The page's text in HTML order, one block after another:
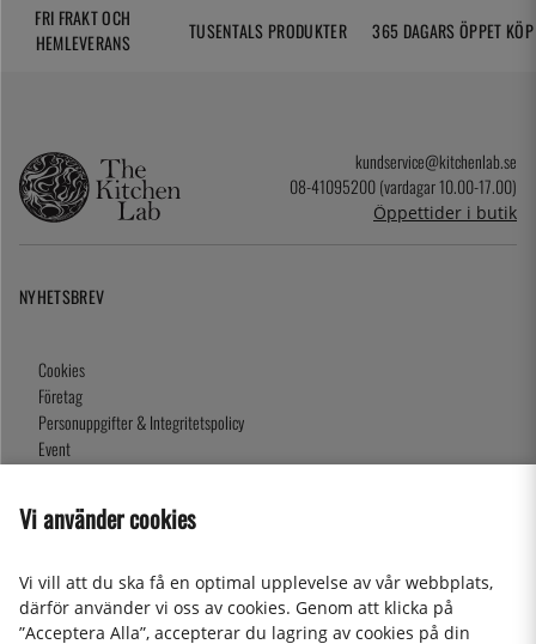
FRI FRAKT OCH
HEMLEVERANS
TUSENTALS PRODUKTER 365 DAGARS ÖPPET KÖP
kundservice@kitchenlab.se
08-41095200 (vardagar 10.00-17.00)
Öppettider i butik
NYHETSBREV
Cookies
Företag
Personuppgifter & Integritetspolicy
Event
Om oss
Presentkort
Vi använder cookies
Vi vill att du ska få en optimal upplevelse av vår webbplats,
därför använder vi oss av cookies. Genom att klicka på
”Acceptera Alla”, accepterar du lagring av cookies på din